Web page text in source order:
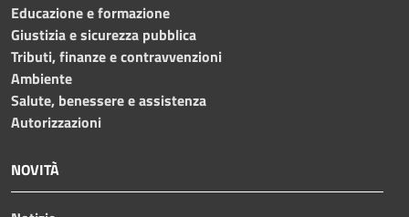
Educazione e formazione
Giustizia e sicurezza pubblica
Tributi, finanze e contravvenzioni
Ambiente
Salute, benessere e assistenza
Autorizzazioni
NOVITÀ